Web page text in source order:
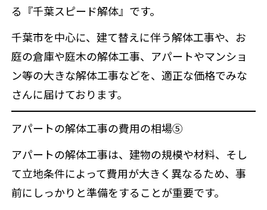
る『千葉スピード解体』です。
千葉市を中心に、建て替えに伴う解体工事や、お
庭の倉庫や庭木の解体工事、アパートやマンショ
ン等の大きな解体工事などを、適正な価格でみな
さんに届けております。
アパートの解体工事の費用の相場⑤
アパートの解体工事は、建物の規模や材料、そし
て立地条件によって費用が大きく異なるため、事
前にしっかりと準備をすることが重要です。